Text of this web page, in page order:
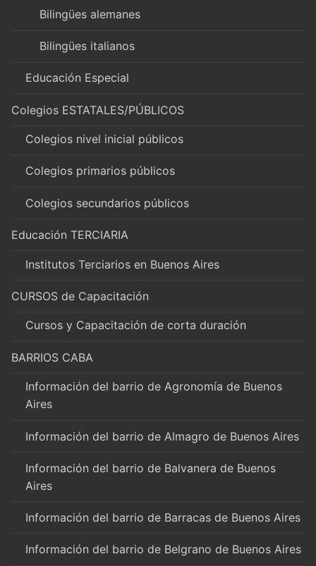
Bilingües alemanes
Bilingües italianos
Educación Especial
Colegios ESTATALES/PÚBLICOS
Colegios nivel inicial públicos
Colegios primarios públicos
Colegios secundarios públicos
Educación TERCIARIA
Institutos Terciarios en Buenos Aires
CURSOS de Capacitación
Cursos y Capacitación de corta duración
BARRIOS CABA
Información del barrio de Agronomía de Buenos
Aires
Información del barrio de Almagro de Buenos Aires
Información del barrio de Balvanera de Buenos
Aires
Información del barrio de Barracas de Buenos Aires
Información del barrio de Belgrano de Buenos Aires